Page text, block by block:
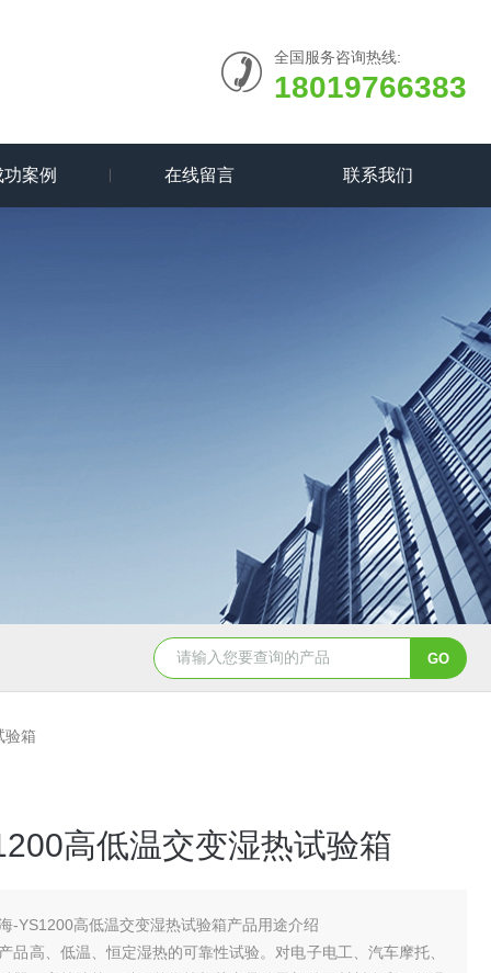
全国服务咨询热线:
18019766383
功案例 在线留言 联系我们
YSCYS-010臭氧老化试验设备
验箱
高低温交变湿热试验箱
-YS1200高低温交变湿热试验箱产品用途介绍
品高、低温、恒定湿热的可靠性试验。对电子电工、汽车摩托、